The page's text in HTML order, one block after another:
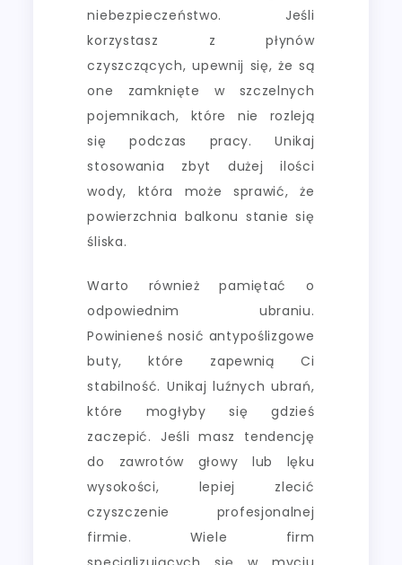
niebezpieczeństwo. Jeśli
korzystasz z płynów
czyszczących, upewnij się, że są
one zamknięte w szczelnych
pojemnikach, które nie rozleją
się podczas pracy. Unikaj
stosowania zbyt dużej ilości
wody, która może sprawić, że
powierzchnia balkonu stanie się
śliska.
Warto również pamiętać o
odpowiednim ubraniu.
Powinieneś nosić antypoślizgowe
buty, które zapewnią Ci
stabilność. Unikaj luźnych ubrań,
które mogłyby się gdzieś
zaczepić. Jeśli masz tendencję
do zawrotów głowy lub lęku
wysokości, lepiej zlecić
czyszczenie profesjonalnej
firmie. Wiele firm